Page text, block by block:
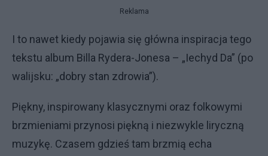
Reklama
I to nawet kiedy pojawia się główna inspiracja tego
tekstu album Billa Rydera-Jonesa – „Iechyd Da” (po
walijsku: „dobry stan zdrowia”).
Piękny, inspirowany klasycznymi oraz folkowymi
brzmieniami przynosi piękną i niezwykle liryczną
muzykę. Czasem gdzieś tam brzmią echa